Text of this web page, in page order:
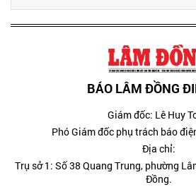
BÁO LÂM ĐỒNG
Giám đốc: Lê Huy
Phó Giám đốc phụ trách báo
Địa chỉ:
Trụ sở 1: Số 38 Quang Trung, phường
Đồng.